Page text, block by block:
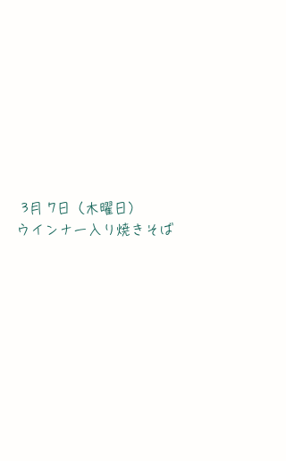
3月 7日（木曜日）
ウインナー入り焼きそば